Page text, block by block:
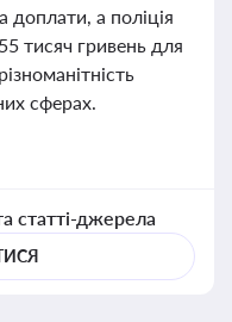
доплати, а поліція
тисяч гривень для
сферах.
статті-джерела